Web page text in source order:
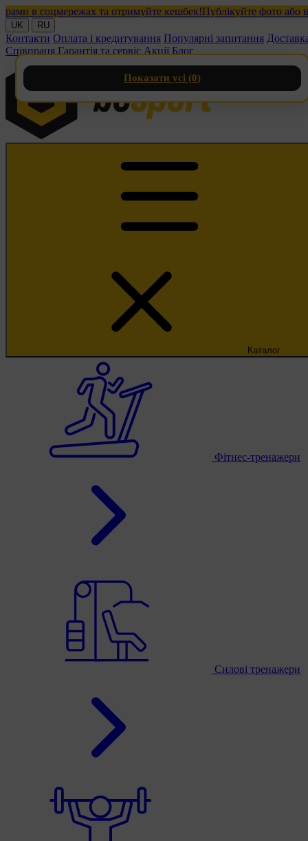
в соцмережах та отримуйте кешбек!Публікуйте фото або
UK RU
Контакти Оплата і кредитування Популярні запитання
Співпраця Гарантія та сервіс Акції Блог
Каталог
Фітнес-тренажери
Силові тренажери
Показати усі (0)